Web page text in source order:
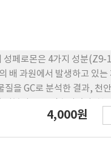
성페로몬은 4가지 성분(Z9-
배 과원에서 발생하고 있는
을 GC로 분석한 결과, 천
검출되었다. 한편 나주 개체
4,000원